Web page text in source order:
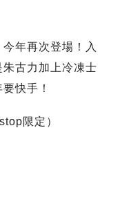
年再次登場！入
古力加上冷凍士
快手！
限定）